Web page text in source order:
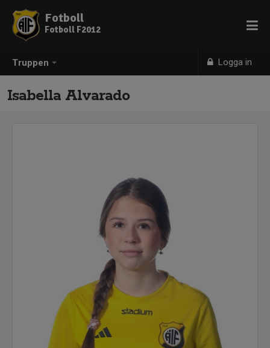
Truppen Logga in
Fotboll
Fotboll F2012
Isabella Alvarado